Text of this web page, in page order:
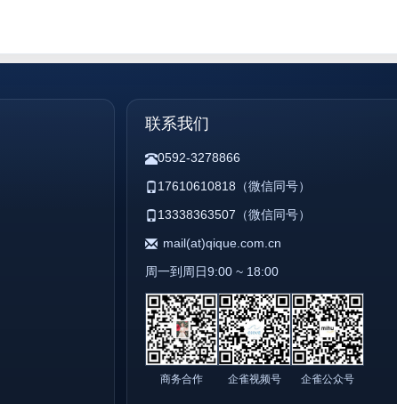
联系我们
0592-3278866
17610610818 （微信同号）
13338363507 （微信同号）
mail(at)qique.com.cn
周一到周日9:00 ~ 18:00
商务合作 企雀视频号 企雀公众号